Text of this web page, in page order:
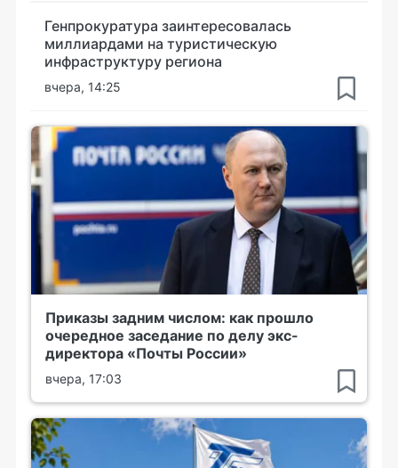
Генпрокуратура заинтересовалась
миллиардами на туристическую
инфраструктуру региона
вчера, 14:25
Приказы задним числом: как прошло
очередное заседание по делу экс-
директора «Почты России»
вчера, 17:03